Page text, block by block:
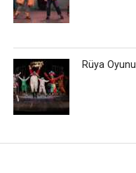
Rüya Oyunu